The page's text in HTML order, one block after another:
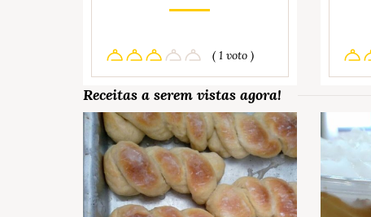
( 1 voto )
Receitas a serem vistas agora!